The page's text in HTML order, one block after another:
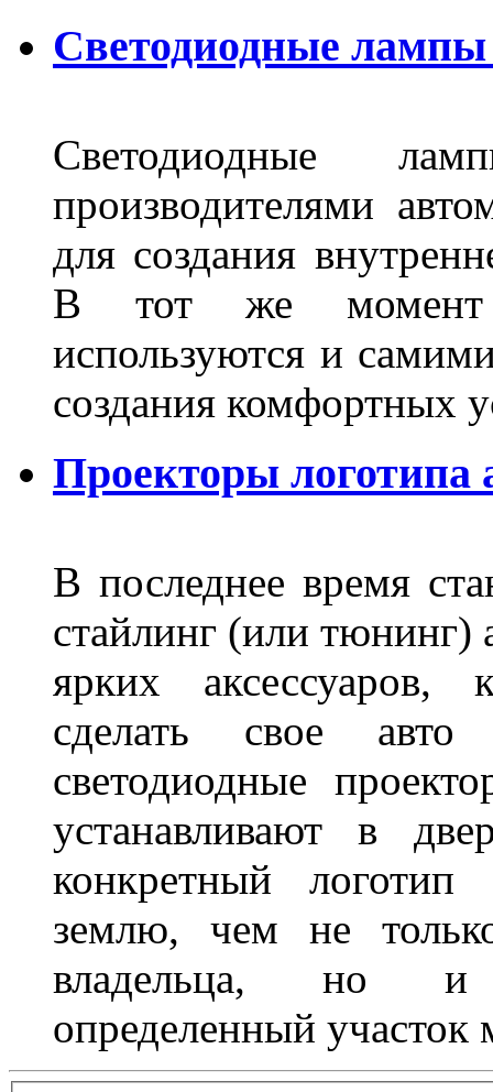
Светодиодные
Светодиодные
производителями
для создания
В тот же момент
используются и
создания комфортных
Проекторы логотипа
В последнее время
стайлинг (или тюнинг)
ярких аксессуаров,
сделать свое
светодиодные
устанавливают в
конкретный логотип
землю, чем не
владельца, но и
определенный участок